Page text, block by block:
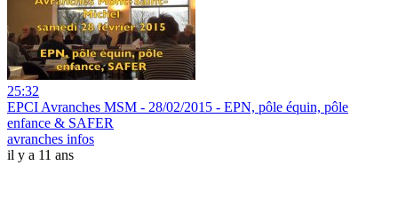
25:32
EPCI Avranches MSM - 28/02/2015 - EPN, pôle équin, pôle
enfance & SAFER
avranches infos
il y a 11 ans